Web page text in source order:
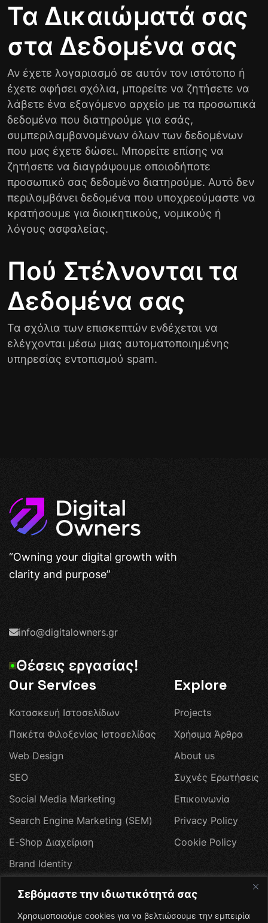
Σεβόμαστε την ιδιωτικότητά σας
Χρησιμοποιούμε cookies για να βελτιώσουμε την εμπειρία
Τα Δικαιώματά σας
στα Δεδομένα σας
Αν έχετε λογαριασμό σε αυτόν τον ιστότοπο ή
έχετε αφήσει σχόλια, μπορείτε να ζητήσετε να
λάβετε ένα εξαγόμενο αρχείο με τα προσωπικά
δεδομένα που διατηρούμε για εσάς,
συμπεριλαμβανομένων όλων των δεδομένων
που μας έχετε δώσει. Μπορείτε επίσης να
ζητήσετε να διαγράψουμε οποιοδήποτε
προσωπικό σας δεδομένο διατηρούμε. Αυτό δεν
περιλαμβάνει δεδομένα που υποχρεούμαστε να
κρατήσουμε για διοικητικούς, νομικούς ή
λόγους ασφαλείας.
Πού Στέλνονται τα
Δεδομένα σας
Τα σχόλια των επισκεπτών ενδέχεται να
ελέγχονται μέσω μιας αυτοματοποιημένης
υπηρεσίας εντοπισμού spam.
“Owning your digital growth with
clarity and purpose”
info@digitalowners.gr
Θέσεις εργασίας!
Our Services
Κατασκευή Ιστοσελίδων
Πακέτα Φιλοξενίας Ιστοσελίδας
Web Design
SEO
Social Media Marketing
Search Engine Marketing (SEM)
E-Shop Διαχείριση
Brand Identity
Explore
Projects
Χρήσιμα Άρθρα
About us
Συχνές Ερωτήσεις
Επικοινωνία
Privacy Policy
Cookie Policy